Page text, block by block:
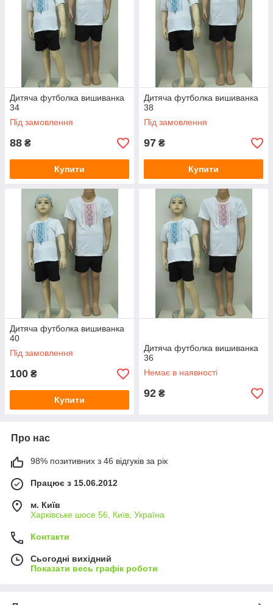
Дитяча футболка вишиванка
34
Під замовлення
88 ₴
Купити
Дитяча футболка вишиванка
38
Під замовлення
97 ₴
Купити
Дитяча футболка вишиванка
40
Під замовлення
100 ₴
Купити
Дитяча футболка вишиванка
36
Немає в наявності
92 ₴
Про нас
98% позитивних з 46 відгуків за рік
Працює з 15.06.2012
м. Київ
Харківське шосе 56, Київ, Україна
Контакти
Сьогодні вихідний
Показати весь графік роботи